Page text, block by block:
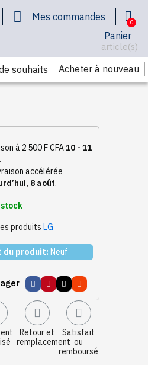
Mes commandes
Panier
article(s)
souhaits Acheter à nouveau
à 2 500 F CFA10 - 11
.
accélérée
8 août.
stock
produits LG
du produit: Neuf
Retour et
remplacement
Satisfait
ou
remboursé